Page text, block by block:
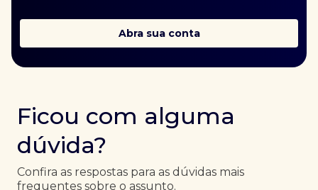
Abra sua conta
Ficou com alguma
dúvida?
Confira as respostas para as dúvidas mais
frequentes sobre o assunto.